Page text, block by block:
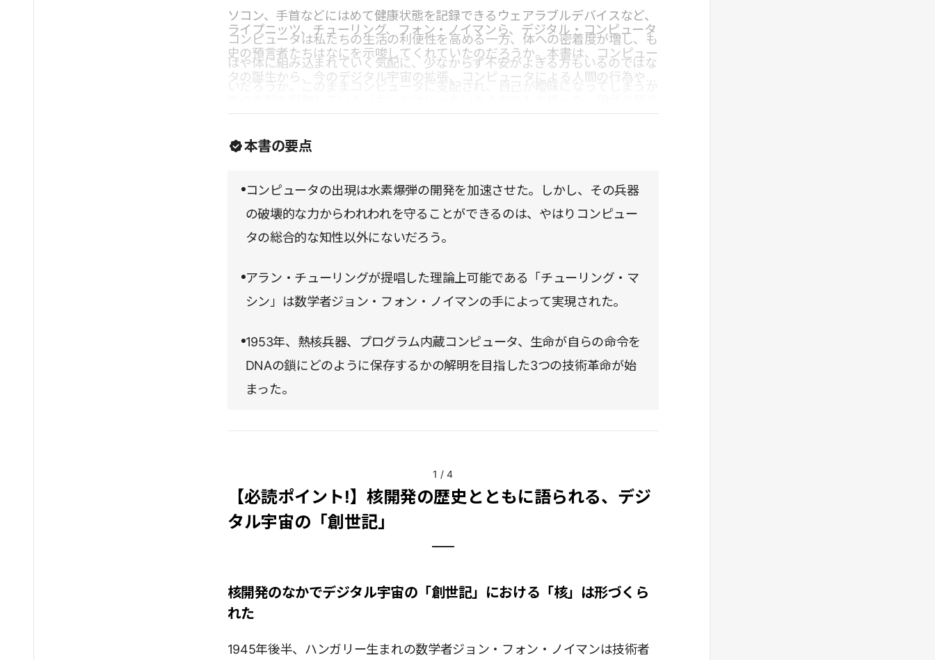
ソコン、手首などにはめて健康状態を記録できるウェアラブルデバイスなど、
コンピュータは私たちの生活の利便性を高める一方、体への密着度が増し、も
はや体に組み込まれていく気配に、少なからず不安がよぎる方もいるのではな
もしれない。いや、もはやコンピュータに支配されている自分が自分だと信じ
ライプニッツ、チューリング、フォン・ノイマンら、デジタル・コンピュータ
史の預言者たちはなにを示唆してくれていたのだろうか。本書は、コンピュー
タの誕生から、今のデジタル宇宙の拡張、コンピュータによる人間の行為や思
本書の要点
コンピュータの出現は水素爆弾の開発を加速させた。しかし、その兵器
の破壊的な力からわれわれを守ることができるのは、やはりコンピュー
タの総合的な知性以外にないだろう。
アラン・チューリングが提唱した理論上可能である「チューリング・マ
シン」は数学者ジョン・フォン・ノイマンの手によって実現された。
1953年、熱核兵器、プログラム内蔵コンピュータ、生命が自らの命令を
DNAの鎖にどのように保存するかの解明を目指した3つの技術革命が始
まった。
1 / 4
【必読ポイント!】核開発の歴史とともに語られる、デジ
タル宇宙の「創世記」
核開発のなかでデジタル宇宙の「創世記」における「核」は形づくら
れた
1945年後半、ハンガリー生まれの数学者ジョン・フォン・ノイマンは技術者